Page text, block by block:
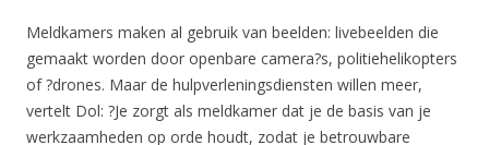
Meldkamers maken al gebruik van beelden: livebeelden die
gemaakt worden door openbare camera?s, politiehelikopters
of ?drones. Maar de hulpverleningsdiensten willen meer,
vertelt Dol: ?Je zorgt als meldkamer dat je de basis van je
werkzaamheden op orde houdt, zodat je betrouwbare